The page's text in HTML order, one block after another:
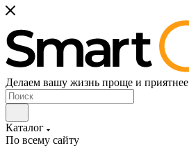
Делаем вашу жизнь проще и приятнее
Каталог
По всему сайту